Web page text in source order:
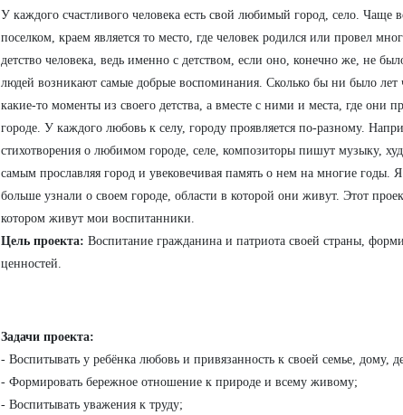
У каждого счастливого человека есть свой любимый город, село. Чаще
поселком, краем является то место, где человек родился или провел
детство человека, ведь именно с детством, если оно, конечно же, не
людей возникают самые добрые воспоминания. Сколько бы ни было лет
какие-то моменты из своего детства, а вместе с ними и места, где они
городе. У каждого любовь к селу, городу проявляется по-разному.
стихотворения о любимом городе, селе, композиторы пишут музыку,
самым прославляя город и увековечивая память о нем на многие годы.
больше узнали о своем городе, области в которой они живут. Этот
котором живут мои воспитанники.
Цель проекта: Воспитание гражданина и патриота своей страны,
ценностей.
Задачи проекта:
- Воспитывать у ребёнка любовь и привязанность к своей семье, дому,
- Формировать бережное отношение к природе и всему живому;
- Воспитывать уважения к труду;